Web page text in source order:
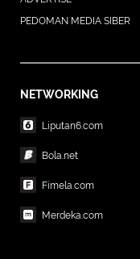
PEDOMAN MEDIA SIBER
NETWORKING
Liputan6.com
Bola.net
Fimela.com
Merdeka.com